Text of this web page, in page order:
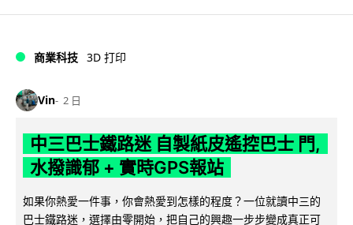
商業科技 3D 打印
Vin 2 日
中三巴士鐵路迷 自製紙皮遙控巴士 門,
水撥識郁 + 實時GPS報站
如果你熱愛一件事，你會熱愛到怎樣的程度？一位就讀中三的
巴士鐵路迷，選擇由零開始，把自己的興趣一步步變成真正可